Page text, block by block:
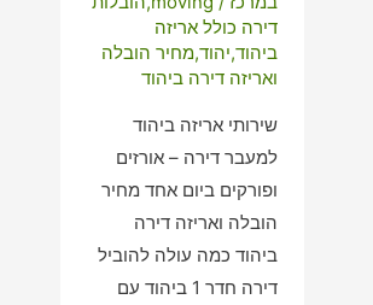
דירה כולל אריזה
ביהוד,יהוד,מחיר הובלה
ואריזה דירה ביהוד
שירותי אריזה ביהוד
למעבר דירה – אורזים
ופורקים ביום אחד מחיר
הובלה ואריזה דירה
ביהוד כמה עולה להוביל
דירה חדר 1 ביהוד עם